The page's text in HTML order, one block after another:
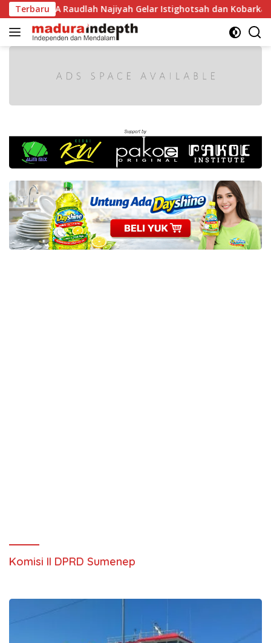
Langsung
ke
konten
Terbaru
RI, MA Raudlah Najiyah Gelar Istighotsah dan Kobarkan
Komisi II DPRD Sumenep